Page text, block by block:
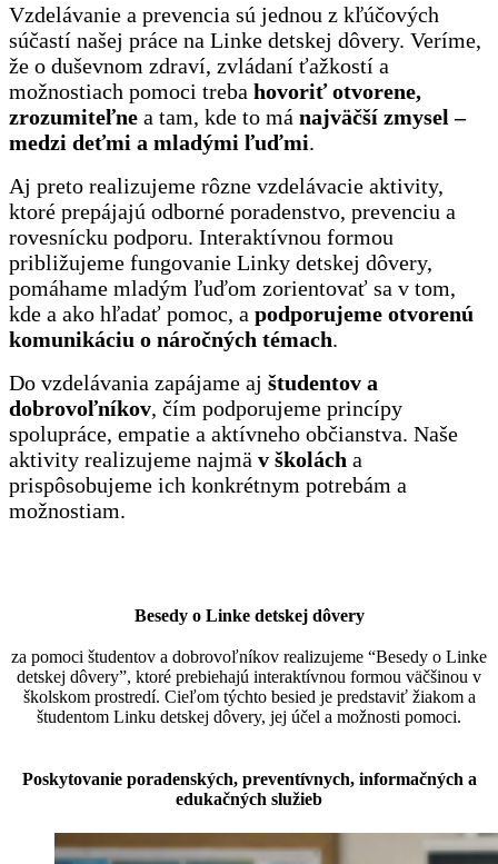
Vzdelávanie a prevencia sú jednou z kľúčových
súčastí našej práce na Linke detskej dôvery. Veríme,
že o duševnom zdraví, zvládaní ťažkostí a
možnostiach pomoci treba hovoriť otvorene,
zrozumiteľne a tam, kde to má najväčší zmysel –
medzi deťmi a mladými ľuďmi.
Aj preto realizujeme rôzne vzdelávacie aktivity,
ktoré prepájajú odborné poradenstvo, prevenciu a
rovesnícku podporu. Interaktívnou formou
približujeme fungovanie Linky detskej dôvery,
pomáhame mladým ľuďom zorientovať sa v tom,
kde a ako hľadať pomoc, a podporujeme otvorenú
komunikáciu o náročných témach.
Do vzdelávania zapájame aj študentov a
dobrovoľníkov, čím podporujeme princípy
spolupráce, empatie a aktívneho občianstva. Naše
aktivity realizujeme najmä v školách a
prispôsobujeme ich konkrétnym potrebám a
možnostiam.
Besedy o Linke detskej dôvery
za pomoci študentov a dobrovoľníkov realizujeme “Besedy o Linke
detskej dôvery”, ktoré prebiehajú interaktívnou formou väčšinou v
školskom prostredí. Cieľom týchto besied je predstaviť žiakom a
študentom Linku detskej dôvery, jej účel a možnosti pomoci.
Poskytovanie poradenských, preventívnych, informačných a
edukačných služieb